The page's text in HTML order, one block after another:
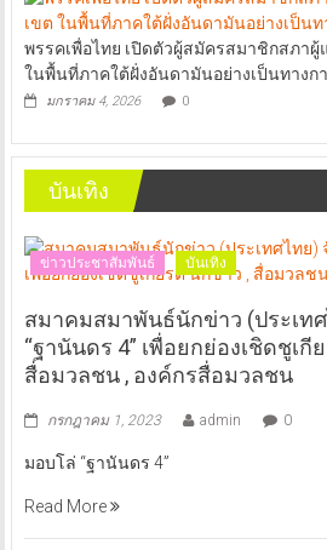
พรรคเพื่อไทย เปิดตัวผู้สมัครสมาชิกสภา
ในพื้นที่ภาคใต้ฝั่งอันดามันอย่างเป็นทางก
มกราคม 4, 2026 0
บันเทิง
ข่าวประชาสัมพันธ์ บันเทิง
สมาคมสมาพันธ์นักข่าว (ประเท
“ฐานันดร 4” เพื่อยกย่องเชิดชูเกี
สื่อมวลชน , องค์กรสื่อมวลชน
กรกฎาคม 1, 2023 admin 0
มอบโล่ “ฐานันดร 4”
Read More